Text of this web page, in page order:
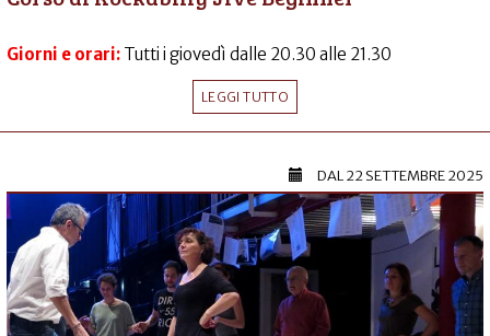
Giorni e orari: Tutti i giovedì dalle 20.30 alle 21.30
LEGGI TUTTO
DAL22 SETTEMBRE 2025